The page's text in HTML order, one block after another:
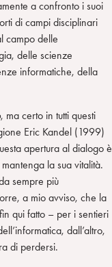
a confronto i suoi
di campi disciplinari
campo delle
delle scienze
informatiche, della
, ma certo in tutti questi
Eric Kandel (1999)
apertura al dialogo è
la sua vitalità.
sempre più
a mio avviso, che la
qui fatto – per i sentieri
dall’altro,
di perdersi.